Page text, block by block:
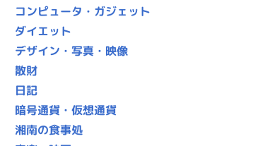
コンピュータ・ガジェット
ダイエット
デザイン・写真・映像
散財
日記
暗号通貨・仮想通貨
湘南の食事処